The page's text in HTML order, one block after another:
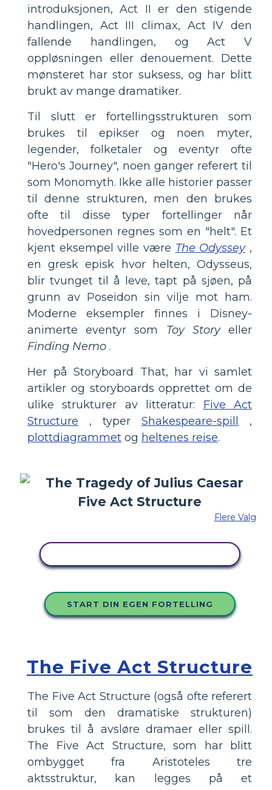
introduksjonen, Act II er den stigende
handlingen, Act III climax, Act IV den
fallende handlingen, og Act V
oppløsningen eller denouement. Dette
mønsteret har stor suksess, og har blitt
brukt av mange dramatiker.
Til slutt er fortellingsstrukturen som
brukes til epikser og noen myter,
legender, folketaler og eventyr ofte
"Hero's Journey", noen ganger referert til
som Monomyth. Ikke alle historier passer
til denne strukturen, men den brukes
ofte til disse typer fortellinger når
hovedpersonen regnes som en "helt". Et
kjent eksempel ville være The Odyssey,
en gresk episk hvor helten, Odysseus,
blir tvunget til å leve, tapt på sjøen, på
grunn av Poseidon sin vilje mot ham.
Moderne eksempler finnes i Disney-
animerte eventyr som Toy Storyeller
Finding Nemo .
Her på Storyboard That, har vi samlet
artikler og storyboards opprettet om de
ulike strukturer av litteratur: Five Act
Structure , typer Shakespeare-spill
,
plottdiagrammet og heltenes reise.
Flere Valg
START DIN EGEN FORTELLING
The Five Act Structure
The Five Act Structure (også ofte referert
til som den dramatiske strukturen)
brukes til å avsløre dramaer eller spill.
The Five Act Structure, som har blitt
ombygget fra Aristoteles tre
aktsstruktur, kan legges på et